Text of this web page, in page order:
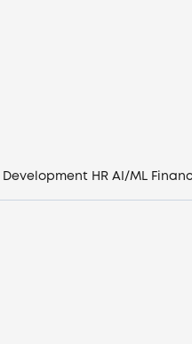
Development HR AI/ML